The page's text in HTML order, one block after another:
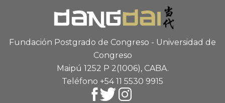
Fundación Postgrado de Congreso - Universidad de
Congreso
Maipú 1252 P 2 (1006), CABA.
Teléfono +54 11 5530 9915